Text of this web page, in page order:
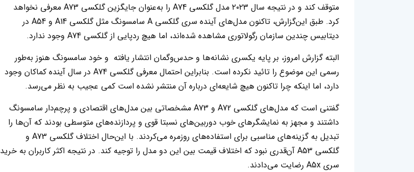
متوقف کند و در نتیجه سال ۲۰۲۳ مدل گلکسی A74 را به‌عنوان جایگزین گلکسی A73 معرفی نخواهد
کرد. طبق این‌گزارش، تاکنون مدل‌های آینده سری گلکسی A سامسونگ مثل گلکسی A14 و A54 در
دیتابیس چندین سازمان رگولاتوری مشاهده شده‌اند، اما هیچ ردپایی از گلکسی A74 وجود ندارد.
البته گزارش امروز، بر پایه یکسری نشانه‌ها و حدس‌وگمان انتشار یافته و خود سامسونگ هنوز به‌طور
رسمی این موضوع را تائید نکرده است. بنابراین احتمال معرفی گلکسی A74 در سال آینده کماکان وجود
دارد، اما اینکه چرا تاکنون هیچ شایعه‌ای درباره آن منتشر نشده است کمی عجیب به نظر می‌رسد.
گفتنی است که مدل‌های گلکسی A72 و A73 مشخصاتی بین مدل‌های اقتصادی و پرچم‌دار سامسونگ
داشتند و مجهز به نمایشگرهای خوب دوربین‌های نسبتا قوی و پردازنده‌های متوسطی بودند که آن‌ها را
تبدیل به گزینه‌های‌ مناسبی برای استفاده‌های روزمره می‌کردند.‌ با این‌حال اختلاف گلکسی A73 و
گلکسی A53‌ آن‌قدری نبود که اختلاف قیمت بین این دو مدل را توجیه کند. در نتیجه اکثر کاربران به خرید
سری A5x رضایت می‌دادند.